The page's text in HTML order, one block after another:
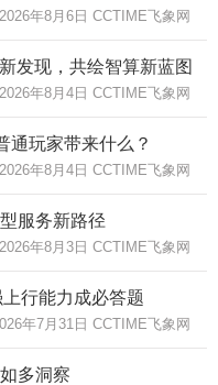
2026年8月6日 CCTIME飞象网
发现，共绘智算新蓝图
2026年8月4日 CCTIME飞象网
通玩家带来什么？
2026年8月4日 CCTIME飞象网
服务新路径
2026年8月3日 CCTIME飞象网
行能力成必答题
年7月31日 CCTIME飞象网
多洞察